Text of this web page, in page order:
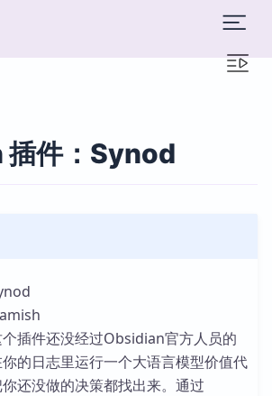
件：Synod
插件还没经过Obsidian官方人员的
的日志里运行一个大语言模型价值代
还没做的决策都找出来。通过